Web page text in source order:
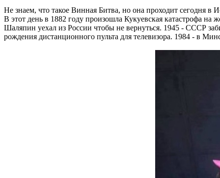
Не знаем, что такое Винная Битва, но она проходит сегодня
В этот день в 1882 году произошла Кукуевская катастрофа
Шаляпин уехал из России чтобы не вернуться. 1945 - СССР
рождения дистанционного пульта для телевизора. 1984 - в